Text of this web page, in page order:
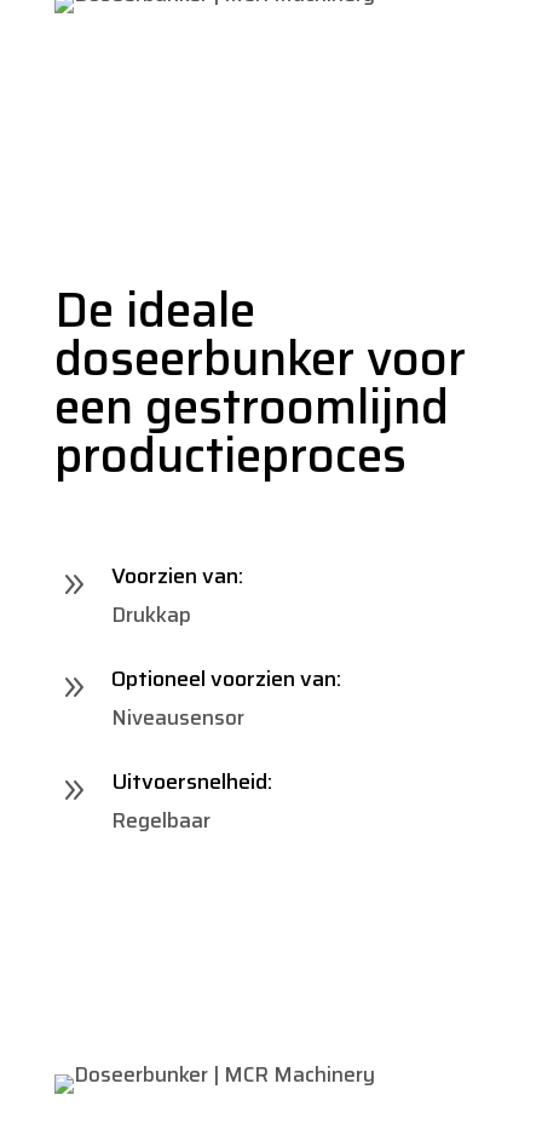
De ideale
doseerbunker voor
een gestroomlijnd
productieproces
9 Voorzien van:
Drukkap
9 Optioneel voorzien van:
Niveausensor
9 Uitvoersnelheid:
Regelbaar